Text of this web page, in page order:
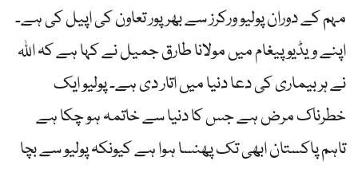
مہم کے دوران پولیو ورکرز سے بھرپور تعاون کی اپیل کی ہے۔
اپنے ویڈیو پیغام میں مولانا طارق جمیل نے کہا ہے کہ اللہ
نے ہر بیماری کی دعا دنیا میں اتار دی ہے۔ پولیو ایک
خطرناک مرض ہے جس کا دنیا سے خاتمہ ہو چکا ہے
تاہم پاکستان ابھی تک پھنسا ہوا ہے کیونکہ پولیو سے بچا